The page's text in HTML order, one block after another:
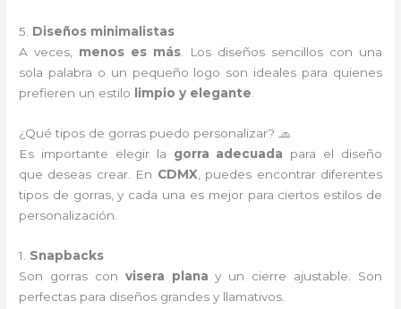
5. Diseños minimalistas
A veces, menos es más. Los diseños sencillos con una
sola palabra o un pequeño logo son ideales para quienes
prefieren un estilo
limpio y elegante.
¿Qué tipos de gorras puedo personalizar? 🧢
Es importante elegir la gorra adecuada para el diseño
que deseas crear. En CDMX , puedes encontrar diferentes
tipos de gorras, y cada una es mejor para ciertos estilos de
personalización.
1. Snapbacks
Son gorras con visera plana y un cierre ajustable. Son
perfectas para diseños grandes y llamativos.